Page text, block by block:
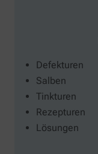
Defekturen
Salben
Tinkturen
Rezepturen
Lösungen